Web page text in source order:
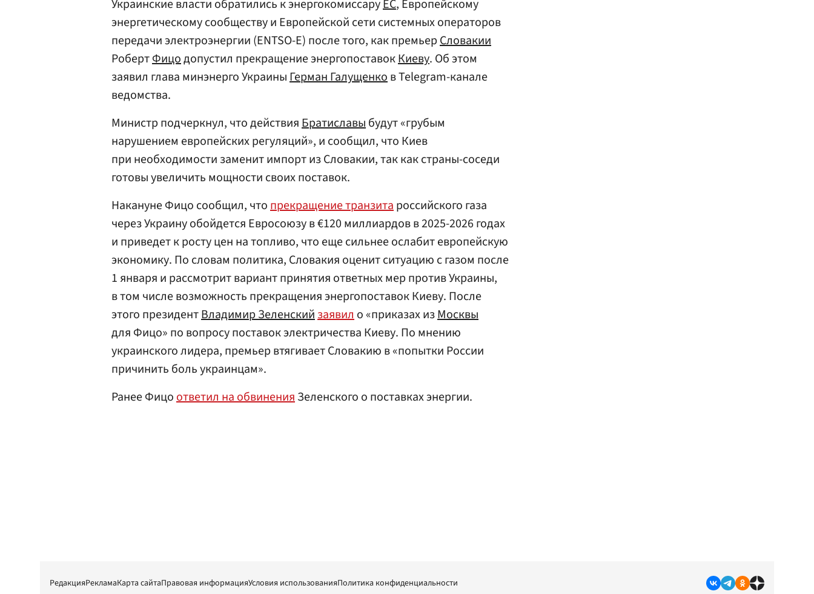
Украинские власти обратились к энергокомиссаруЕС, Европейскому
энергетическому сообществу и Европейской сети системных операторов
передачи электроэнергии (ENTSO-Е) после того, как премьерСловакии
РобертФицодопустил прекращение энергопоставокКиеву. Об этом
заявил глава минэнерго УкраиныГерман Галущенков Telegram-канале
ведомства.
Министр подчеркнул, что действияБратиславыбудут «грубым
нарушением европейских регуляций», и сообщил, что Киев
при необходимости заменит импорт из Словакии, так как страны-соседи
готовы увеличить мощности своих поставок.
Накануне Фицо сообщил, чтопрекращение транзитароссийского газа
через Украину обойдется Евросоюзу в €120 миллиардов в 2025-2026 годах
и приведет к росту цен на топливо, что еще сильнее ослабит европейскую
экономику. По словам политика, Словакия оценит ситуацию с газом после
1 января и рассмотрит вариант принятия ответных мер против Украины,
в том числе возможность прекращения энергопоставок Киеву. После
этого президентВладимир Зеленскийзаявило «приказах изМосквы
для Фицо» по вопросу поставок электричества Киеву. По мнению
украинского лидера, премьер втягивает Словакию в «попытки России
причинить боль украинцам».
Ранее Фицоответил на обвиненияЗеленского о поставках энергии.
РедакцияРекламаКарта сайтаПравовая информацияУсловия использованияПолитика конфиденциальности